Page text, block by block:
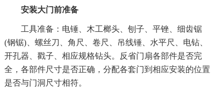
安装大门前准备
工具准备：电锤、木工榔头、刨子、平锉、细齿锯
(钢锯)、螺丝刀、角尺、卷尺、吊线锤、水平尺、电钻、
开孔器、戳子、相应规格钻头。反省门扇各部件是否完
全，各部件尺寸是否正确，分配各套门到相应安装的位置
是否与门洞尺寸相符。